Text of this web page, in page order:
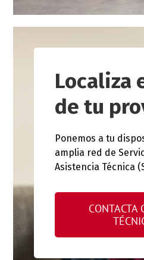
Localiza
de tu
Ponemos a tu
amplia red de
Asistencia Técnica
CONTACTA